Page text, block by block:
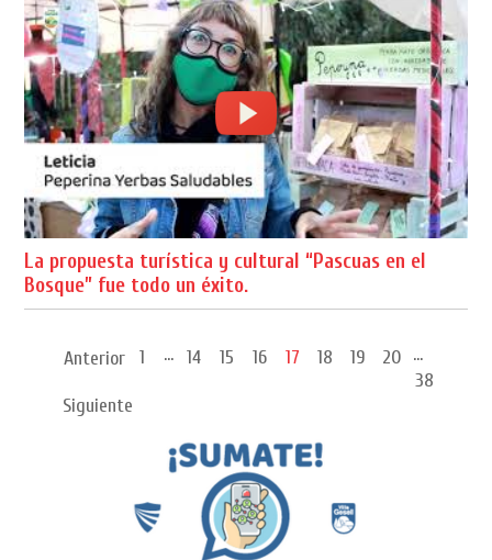
La propuesta turística y cultural “Pascuas en el
Bosque” fue todo un éxito.
Anterior 1 ... 14 15 16 17 18 19 20 ...
38
Siguiente